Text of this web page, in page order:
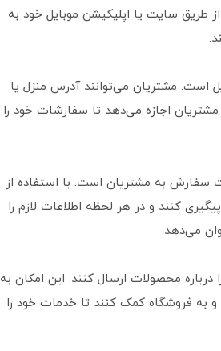
طریق سایت یا اپلیکیشن موبایل خود به
است. مشتریان می‌توانند آدرس منزل یا
اجازه می‌دهد تا سفارشات خود را
سفارش به مشتریان است. با استفاده از
کنند و در هر لحظه اطلاعات لازم را
می‌دهد.
محصولات ارسال کنند. این امکان به
و به فروشگاه‌ کمک کنند تا خدمات خود را